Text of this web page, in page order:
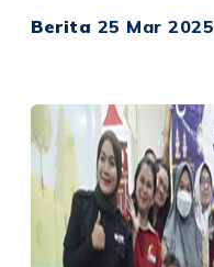
Berita 25 Mar 2025